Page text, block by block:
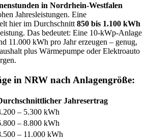
in Nordrhein-Westfalen
Jahresleistungen. Eine
hier im Durchschnitt 850 bis 1.100 kWh
Das bedeutet: Eine 10-kWp-Anlage
11.000 kWh pro Jahr erzeugen – genug,
plus Wärmepumpe oder Elektroauto
in NRW nach Anlagengröße:
Jahresertrag
– 5.300 kWh
– 8.800 kWh
– 11.000 kWh